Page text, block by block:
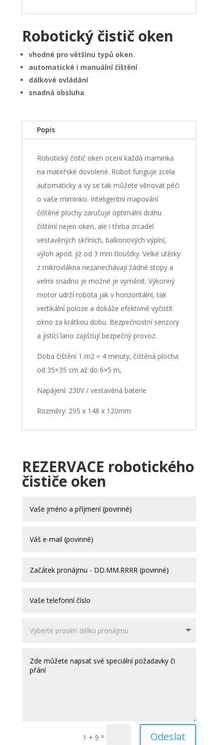
Robotický čistič oken
vhodné pro většinu typů oken
automatické i manuální čištění
dálkové ovládání
snadná obsluha
Popis
Robotický čistič oken ocení každá maminka
na mateřské dovolené. Robot funguje zcela
automaticky a vy se tak můžete věnovat péči
o vaše miminko. Inteligentní mapování
čištěné plochy zaručuje optimální dráhu
čištění nejen oken, ale i třeba zrcadel
vestavěných skříních, balkonových výplní,
výloh apod. již od 3 mm tloušťky. Velké utěrky
z mikrovlákna nezanechávají žádné stopy a
velmi snadno je možné je vyměnit. Výkonný
motor udrží robota jak v horizontální, tak
vertikální poloze a dokáže efektivně vyčistit
okno za krátkou dobu. Bezpečnostní senzory
a jistící lano zajišťují bezpečný provoz.
Doba čištění 1 m2 = 4 minuty, čištěná plocha
od 35×35 cm až do 6×5 m,
Napájení: 230V / vestavěná baterie
Rozměry: 295 x 148 x 120mm
REZERVACE robotického
čističe oken
1 + 9 = Odeslat